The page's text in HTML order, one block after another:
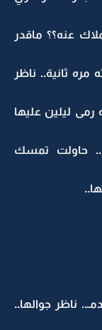
عنه؟؟ ماقدر
ثانية.. ناظر
رمى ليلين عليها
حاولت تمسك
ناظر جوالها..